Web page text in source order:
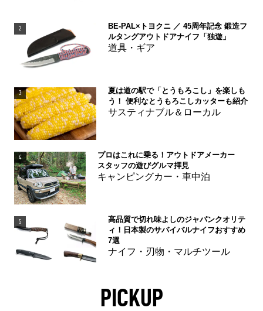
2
BE-PAL×トヨクニ ／ 45周年記念 鍛造フ
ルタングアウトドアナイフ「独遊」
道具・ギア
3
夏は道の駅で「とうもろこし」を楽しも
う！ 便利なとうもろこしカッターも紹介
サスティナブル＆ローカル
4
プロはこれに乗る！アウトドアメーカー
スタッフの遊びグルマ拝見
キャンピングカー・車中泊
5
高品質で切れ味よしのジャパンクオリテ
ィ！日本製のサバイバルナイフおすすめ
7選
ナイフ・刃物・マルチツール
PICKUP